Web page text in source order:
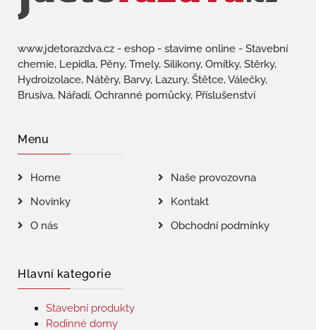
www.jdetorazdva.cz - eshop - stavíme online - Stavební
chemie, Lepidla, Pěny, Tmely, Silikony, Omítky, Stěrky,
Hydroizolace, Nátěry, Barvy, Lazury, Štětce, Válečky,
Brusiva, Nářadí, Ochranné pomůcky, Příslušenství
Menu
Home
Naše provozovna
Novinky
Kontakt
O nás
Obchodní podmínky
Hlavní kategorie
Stavební produkty
Rodinné domy